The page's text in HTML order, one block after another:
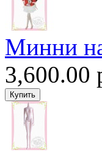
Минни
3,600.00